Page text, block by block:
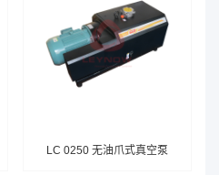
LC 0250 无油爪式真空泵